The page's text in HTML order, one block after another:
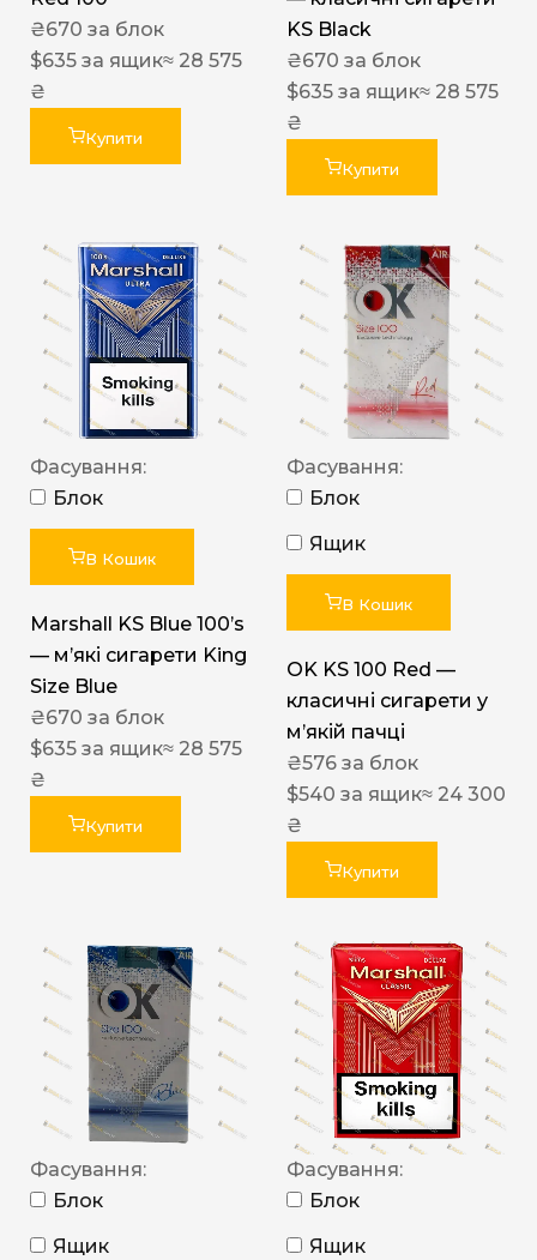
₴670 за блок
$635 за ящик≈ 28 575
₴
Купити
KS Black
₴670 за блок
$635 за ящик≈ 28 575
₴
Купити
Фасування:
Блок
В Кошик
Marshall KS Blue 100’s
— м’які сигарети King
Size Blue
₴670 за блок
$635 за ящик≈ 28 575
₴
Купити
Фасування:
Блок
Ящик
В Кошик
OK KS 100 Red —
класичні сигарети у
м’якій пачці
₴576 за блок
$540 за ящик≈ 24 300
₴
Купити
Фасування:
Блок
Ящик
Фасування:
Блок
Ящик